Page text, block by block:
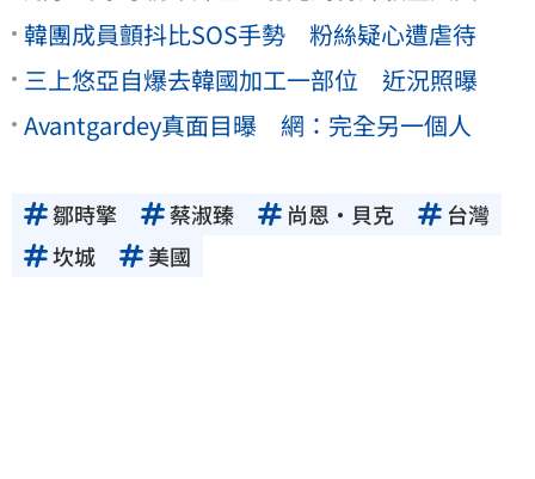
韓團成員顫抖比SOS手勢 粉絲疑心遭虐待
三上悠亞自爆去韓國加工一部位 近況照曝
Avantgardey真面目曝 網：完全另一個人
鄒時擎 蔡淑臻 尚恩・貝克
台灣
坎城
美國